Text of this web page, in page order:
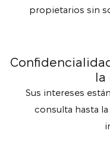
propietarios sin
la
Sus intereses
consulta hasta